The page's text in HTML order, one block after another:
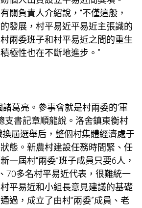
關負責人介紹說，“不僅這般，
發展，村平易近平易近主張識的
兩委班子和村平易近之間的重生
極性也在不斷地進步。”
葛亮。參事會就是村兩委的‘軍
支書記章順龍說。洛舍鎮東衡村
屆選舉后，整個村集體經濟處于
態。新農村建設任務時間緊、任
一屆村“兩委”班子成員只要6人，
70多名村平易近代表，很難統一
平易近和小組長意見建議的基礎
過，成立了由村“兩委”成員、老